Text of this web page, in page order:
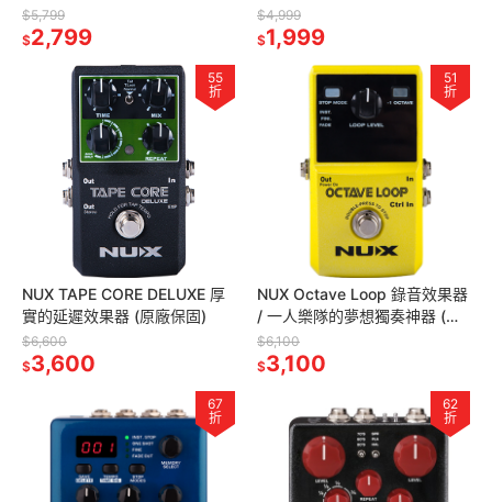
固)
$5,799
$2,799
$4,999
$1,999
55
折
NUX TAPE CORE DELUXE 厚
實的延遲效果器 (原廠保固)
$6,600
$3,600
51
折
NUX Octave Loop 錄音效果器
/ 一人樂隊的夢想獨奏神器 (原
廠保固)
$6,100
$3,100
67
折
62
折